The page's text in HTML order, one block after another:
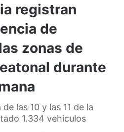
registran
de
zonas de
durante
las 10 y las 11 de la
1.334 vehículos